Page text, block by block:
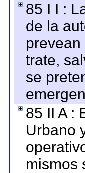
85 I I :
de la
trate,
se
85 II A :
Urbano
mismos